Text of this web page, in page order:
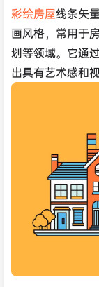
彩绘房屋线条矢
画风格，常用于
划等领域。它通
出具有艺术感和